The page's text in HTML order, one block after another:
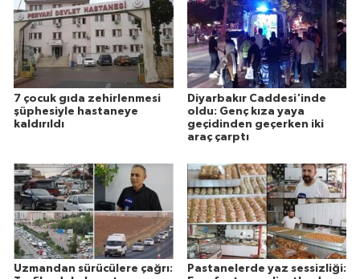
7 çocuk gıda zehirlenmesi
şüphesiyle hastaneye
kaldırıldı
Diyarbakır Caddesi'inde
oldu: Genç kıza yaya
geçidinden geçerken iki
araç çarptı
Uzmandan sürücülere çağrı:
Pastanelerde yaz sessizliği: